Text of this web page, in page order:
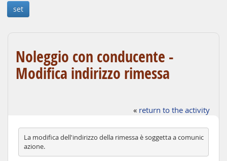
Noleggio con conducente -
Modifica indirizzo rimessa
« return to the activity
La modifica dell'indirizzo della rimessa è soggetta a comunic
azione.